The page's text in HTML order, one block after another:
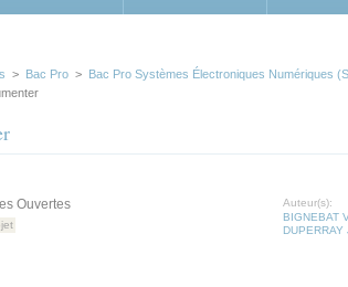
> Bac Pro > Bac Pro Systèmes Électroniques Numériques
Auteur(s):
BIGNEBAT
DUPERRAY
Ouvertes